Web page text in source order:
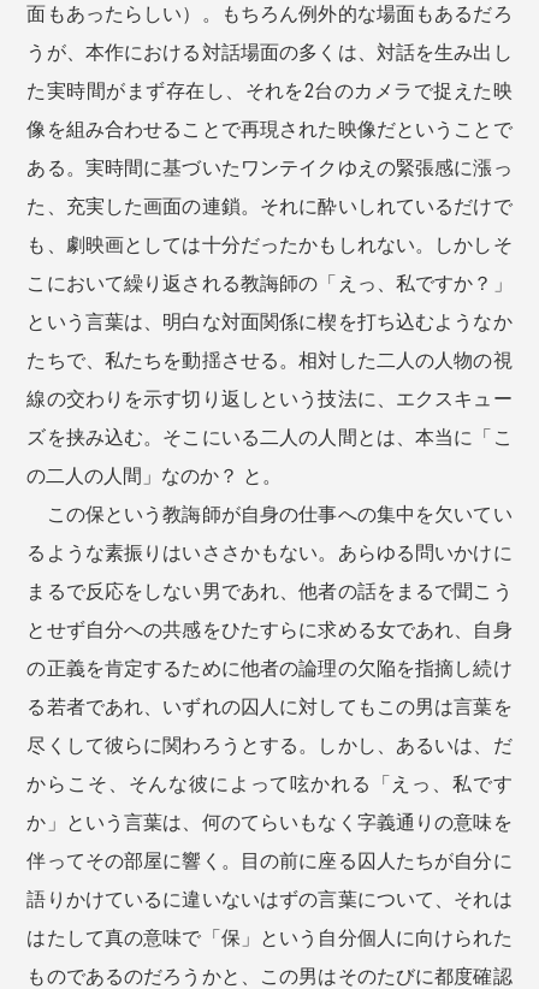
面もあったらしい）。もちろん例外的な場面もあるだろ
うが、本作における対話場面の多くは、対話を生み出し
た実時間がまず存在し、それを2台のカメラで捉えた映
像を組み合わせることで再現された映像だということで
ある。実時間に基づいたワンテイクゆえの緊張感に漲っ
た、充実した画面の連鎖。それに酔いしれているだけで
も、劇映画としては十分だったかもしれない。しかしそ
こにおいて繰り返される教誨師の「えっ、私ですか？」
という言葉は、明白な対面関係に楔を打ち込むようなか
たちで、私たちを動揺させる。相対した二人の人物の視
線の交わりを示す切り返しという技法に、エクスキュー
ズを挟み込む。そこにいる二人の人間とは、本当に「こ
の二人の人間」なのか？ と。
この保という教誨師が自身の仕事への集中を欠いてい
るような素振りはいささかもない。あらゆる問いかけに
まるで反応をしない男であれ、他者の話をまるで聞こう
とせず自分への共感をひたすらに求める女であれ、自身
の正義を肯定するために他者の論理の欠陥を指摘し続け
る若者であれ、いずれの囚人に対してもこの男は言葉を
尽くして彼らに関わろうとする。しかし、あるいは、だ
からこそ、そんな彼によって呟かれる「えっ、私です
か」という言葉は、何のてらいもなく字義通りの意味を
伴ってその部屋に響く。目の前に座る囚人たちが自分に
語りかけているに違いないはずの言葉について、それは
はたして真の意味で「保」という自分個人に向けられた
ものであるのだろうかと、この男はそのたびに都度確認